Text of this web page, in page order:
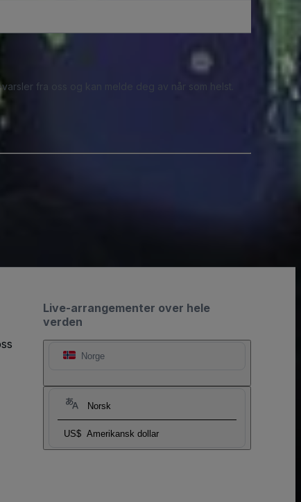
fra oss og kan melde deg av når som helst.
Live-arrangementer over hele
verden
Norge
Norsk
US$ Amerikansk dollar